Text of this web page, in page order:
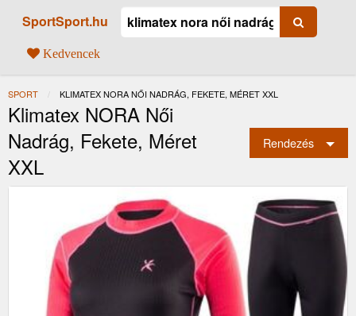
SportSport.hu
Kedvencek
SPORT JELENLEGI:
KLIMATEX NORA NŐI NADRÁG, FEKETE, MÉRET XXL
Klimatex NORA Női
Nadrág, Fekete, Méret
XXL
Rendezés